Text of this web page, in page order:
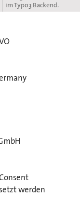
im Typo3 Backend.
werden